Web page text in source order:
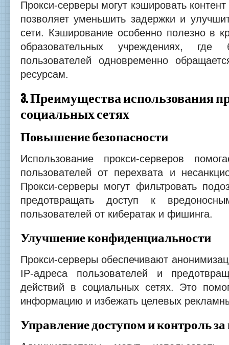
Прокси-серверы могут кэшировать
позволяет уменьшить задержки и
сети. Кэширование особенно полезно в
образовательных учреждениях, где
пользователей одновременно
ресурсам.
3. Преимущества использования
социальных сетях
Повышение безопасности
Использование прокси-серверов
пользователей от перехвата и
Прокси-серверы могут фильтровать
предотвращать доступ к
пользователей от кибератак и фишинга.
Улучшение конфиденциальности
Прокси-серверы обеспечивают
IP-адреса пользователей и
действий в социальных сетях. Это
информацию и избежать целевых
Управление доступом и контроль